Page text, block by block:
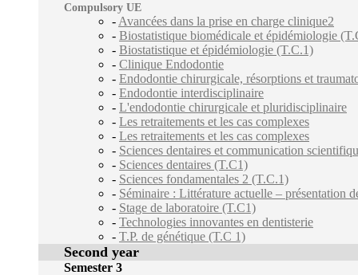
Compulsory UE
- Avancées dans la prise en charge clinique2
- Biostatistique biomédicale et épidémiologie
- Biostatistique et épidémiologie (T.C.1)
- Clinique Endodontie
- Endodontie chirurgicale, résorptions et
- Endodontie interdisciplinaire
- L'endodontie chirurgicale et pluridisciplinaire
- Les retraitements et les cas complexes
- Les retraitements et les cas complexes
- Sciences dentaires et communication
- Sciences dentaires (T.C1)
- Sciences fondamentales 2 (T.C.1)
- Séminaire : Littérature actuelle – présentation
- Stage de laboratoire (T.C1)
- Technologies innovantes en dentisterie
- T.P. de génétique (T.C 1)
Second year
Semester 3